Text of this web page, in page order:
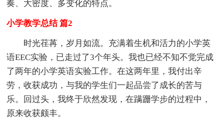
奏、大密度、多变化的特点。
小学教学总结 篇2
时光荏苒，岁月如流。充满着生机和活力的小学英
语EEC实验，已走过了3个年头。我也已经不知不觉完成
了两年的小学英语实验工作。在这两年里，我付出辛
劳，收获成功，与我的学生们一起品尝了成长的苦与
乐。回过头，我终于欣然发现，在蹒跚学步的过程中，
原来收获颇丰。